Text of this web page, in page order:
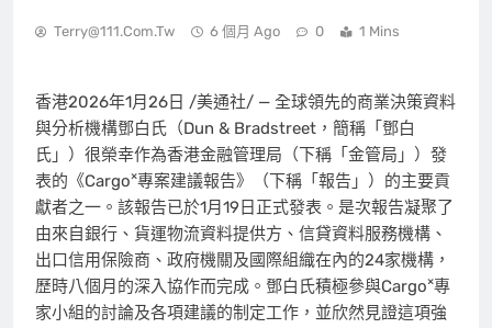
Terry@111.com.tw 6 個月 Ago 0 1 Mins
香港2026年1月26日 /美通社/ — 全球領先的商業決策資料
與分析機構鄧白氏（Dun & Bradstreet，簡稱「鄧白
氏」）很榮幸作為香港金融管理局（下稱「金管局」）發
表的《Cargo×專案建議報告》（下稱「報告」）的主要貢
獻者之一。該報告已於1月19日正式發表。是次報告凝聚了
由來自銀行、貨運物流資料提供方、信貸資料服務機構、
出口信用保險商、政府機關及國際組織在內的24家機構，
歷時八個月的深入協作而完成。鄧白氏積極參與Cargo×專
家小組的討論及各項建議的制定工作，並欣然見證這項強